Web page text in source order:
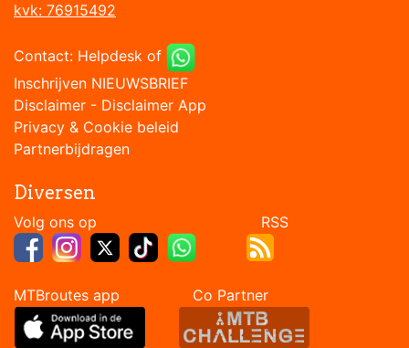
kvk: 76915492
Contact: Helpdesk of
Inschrijven NIEUWSBRIEF
Disclaimer - Disclaimer App
Privacy & Cookie beleid
Partnerbijdragen
Diversen
Volg ons op RSS
MTBroutes app Co Partner